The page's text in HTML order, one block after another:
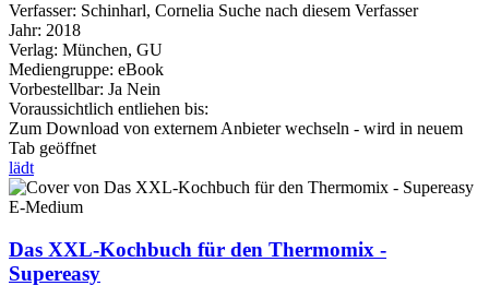
Verfasser: Schinharl, Cornelia Suche nach diesem Verfasser
Jahr: 2018
Verlag: München, GU
Mediengruppe: eBook
Vorbestellbar: Ja Nein
Voraussichtlich entliehen bis:
Zum Download von externem Anbieter wechseln - wird in neuem
Tab geöffnet
lädt
E-Medium
Das XXL-Kochbuch für den Thermomix -
Supereasy